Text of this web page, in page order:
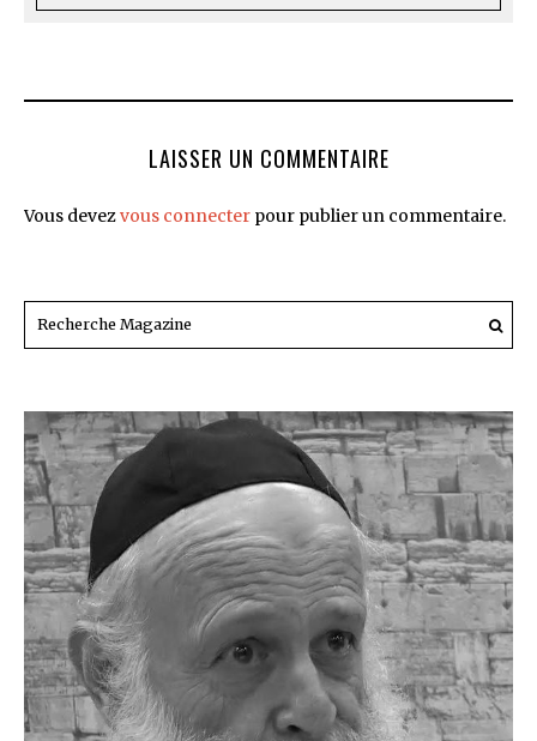
LAISSER UN COMMENTAIRE
Vous devezvous connecter pour publier un commentaire.